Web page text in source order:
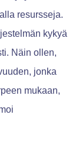
resursseja.
kykyä
Näin ollen,
jonka
mukaan,